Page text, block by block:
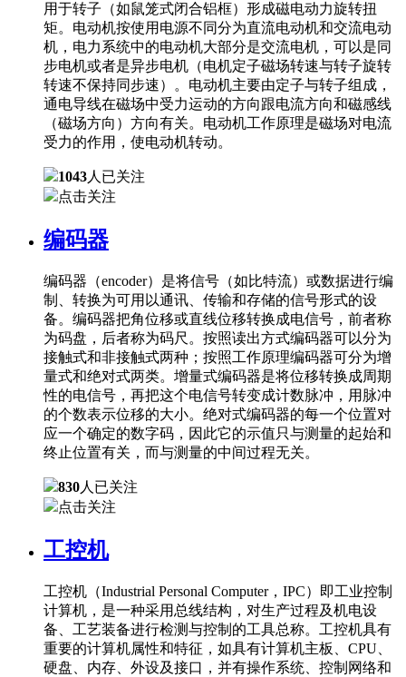
用于转子（如鼠笼式闭合铝框）形成磁电动力旋转扭
矩。电动机按使用电源不同分为直流电动机和交流电动
机，电力系统中的电动机大部分是交流电机，可以是同
步电机或者是异步电机（电机定子磁场转速与转子旋转
转速不保持同步速）。电动机主要由定子与转子组成，
通电导线在磁场中受力运动的方向跟电流方向和磁感线
（磁场方向）方向有关。电动机工作原理是磁场对电流
受力的作用，使电动机转动。
1043人已关注
点击关注
编码器
编码器（encoder）是将信号（如比特流）或数据进行编
制、转换为可用以通讯、传输和存储的信号形式的设
备。编码器把角位移或直线位移转换成电信号，前者称
为码盘，后者称为码尺。按照读出方式编码器可以分为
接触式和非接触式两种；按照工作原理编码器可分为增
量式和绝对式两类。增量式编码器是将位移转换成周期
性的电信号，再把这个电信号转变成计数脉冲，用脉冲
的个数表示位移的大小。绝对式编码器的每一个位置对
应一个确定的数字码，因此它的示值只与测量的起始和
终止位置有关，而与测量的中间过程无关。
830人已关注
点击关注
工控机
工控机（Industrial Personal Computer，IPC）即工业控制
计算机，是一种采用总线结构，对生产过程及机电设
备、工艺装备进行检测与控制的工具总称。工控机具有
重要的计算机属性和特征，如具有计算机主板、CPU、
硬盘、内存、外设及接口，并有操作系统、控制网络和